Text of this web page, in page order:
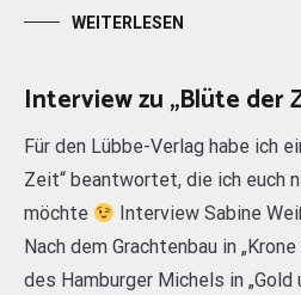
WEITERLESEN
Interview zu „Blüte der
Für den Lübbe-Verlag habe ich
Zeit“ beantwortet, die ich euch
möchte
Interview Sabine
Nach dem Grachtenbau in
des Hamburger Michels in „Gold